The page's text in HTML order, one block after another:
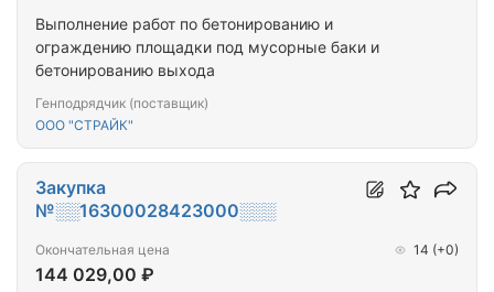
Выполнение работ по бетонированию и
ограждению площадки под мусорные баки и
бетонированию выхода
Генподрядчик (поставщик)
ООО "СТРАЙК"
Закупка
№░░16300028423000░░░
Окончательная цена
144 029,00 ₽
14 (+0)